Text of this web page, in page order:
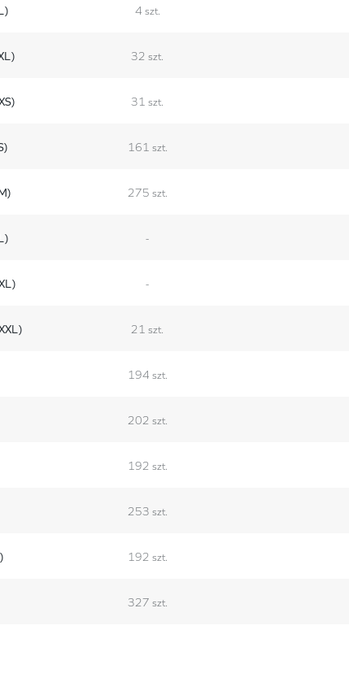
4 szt.
32 szt.
31 szt.
161 szt.
275 szt.
-
-
21 szt.
194 szt.
202 szt.
192 szt.
253 szt.
192 szt.
327 szt.